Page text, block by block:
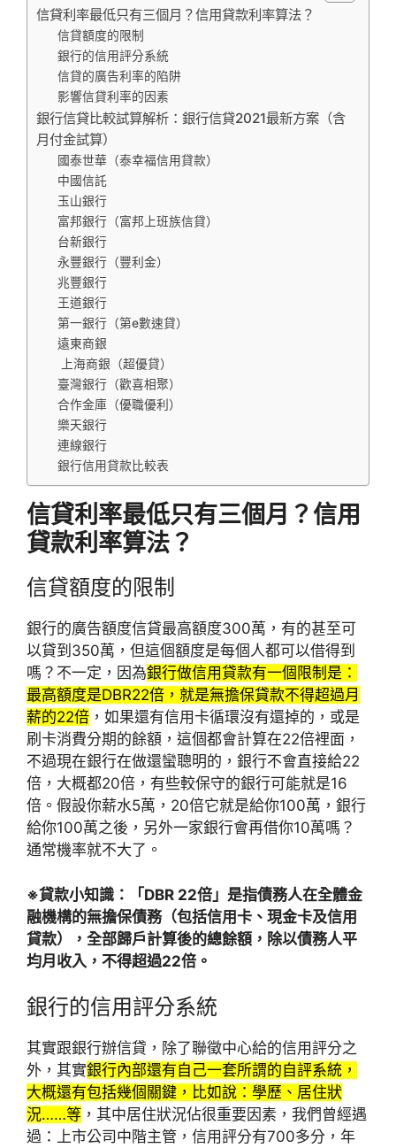
信貸利率最低只有三個月？信用貸款利率算法？
信貸額度的限制
銀行的信用評分系統
信貸的廣告利率的陷阱
影響信貸利率的因素
銀行信貸比較試算解析：銀行信貸2021最新方案（含
月付金試算）
國泰世華（泰幸福信用貸款）
中國信託
玉山銀行
富邦銀行（富邦上班族信貸）
台新銀行
永豐銀行（豐利金）
兆豐銀行
王道銀行
第一銀行（第e數速貸）
遠東商銀
上海商銀（超優貸）
臺灣銀行（歡喜相聚）
合作金庫（優職優利）
樂天銀行
連線銀行
銀行信用貸款比較表
信貸利率最低只有三個月？信用
貸款利率算法？
信貸額度的限制
銀行的廣告額度信貸最高額度300萬，有的甚至可
以貸到350萬，但這個額度是每個人都可以借得到
嗎？不一定，因為銀行做信用貸款有一個限制是：
最高額度是DBR22倍，就是無擔保貸款不得超過月
薪的22倍 ，如果還有信用卡循環沒有還掉的，或是
刷卡消費分期的餘額，這個都會計算在22倍裡面，
不過現在銀行在做還蠻聰明的，銀行不會直接給22
倍，大概都20倍，有些較保守的銀行可能就是16
倍。假設你薪水5萬，20倍它就是給你100萬，銀行
給你100萬之後，另外一家銀行會再借你10萬嗎？
通常機率就不大了。
※貸款小知識：
「DBR 22倍」是指債務人在全體金
融機構的無擔保債務（包括信用卡、現金卡及信用
貸款），全部歸戶計算後的總餘額，除以債務人平
均月收入，不得超過22倍。
銀行的信用評分系統
其實跟銀行辦信貸，除了聯徵中心給的信用評分之
外，其實銀行內部還有自己一套所謂的自評系統，
大概還有包括幾個關鍵，比如說：學歷、居住狀
況……等 ，其中居住狀況佔很重要因素，我們曾經遇
過：上市公司中階主管，信用評分有700多分，年